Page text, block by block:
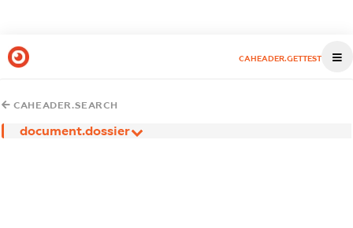
CAHEADER.GETTEST
CAHEADER.SEARCH
document.dossier